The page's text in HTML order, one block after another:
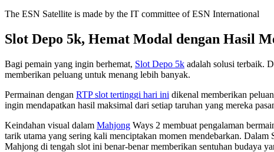
The ESN Satellite is made by the IT committee of ESN International
Slot Depo 5k, Hemat Modal dengan Hasil
Bagi pemain yang ingin berhemat, Slot Depo 5k adalah solusi terbaik.
memberikan peluang untuk menang lebih banyak.
Permainan dengan RTP slot tertinggi hari ini dikenal memberikan
ingin mendapatkan hasil maksimal dari setiap taruhan yang mereka
Keindahan visual dalam Mahjong Ways 2 membuat pengalaman
tarik utama yang sering kali menciptakan momen mendebarkan.
Mahjong di tengah slot ini benar-benar memberikan sentuhan budaya